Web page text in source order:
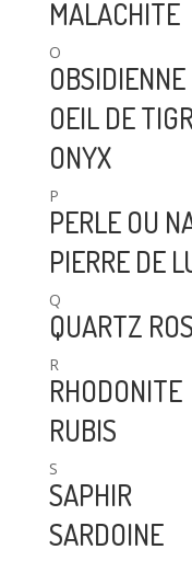
MALACHITE
O
OEIL DE
ONYX
P
PERLE OU
PIERRE DE
Q
QUARTZ
R
RHODONITE
RUBIS
S
SAPHIR
SARDOINE